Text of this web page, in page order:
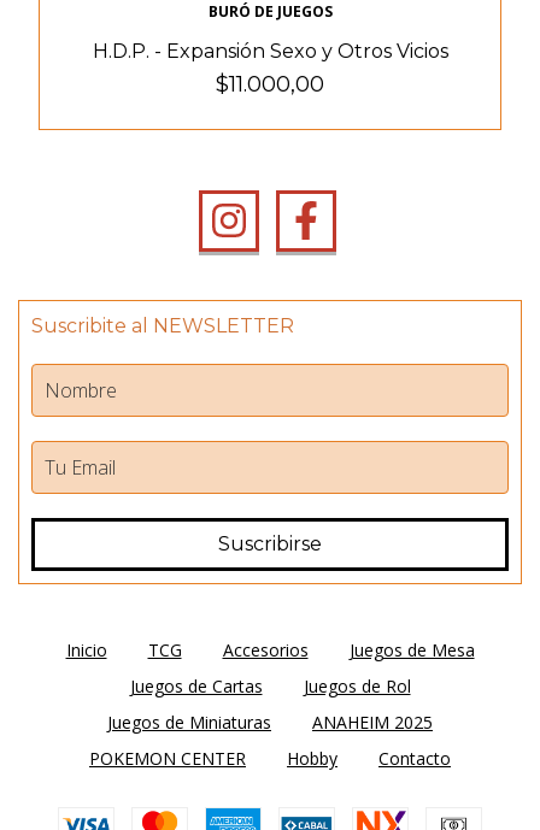
BURÓ DE JUEGOS
H.D.P. - Expansión Sexo y Otros Vicios
$11.000,00
Suscribite al NEWSLETTER
Inicio TCG Accesorios
Juegos de Mesa
Juegos de Cartas
Juegos de Rol
Juegos de Miniaturas
ANAHEIM 2025
POKEMON CENTER
Hobby Contacto